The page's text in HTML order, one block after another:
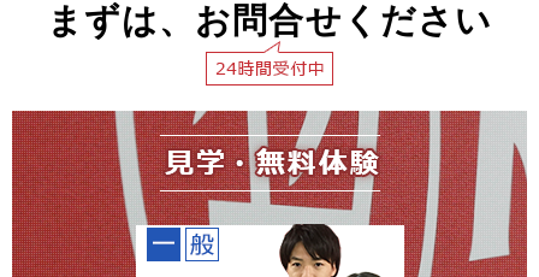
まずは、お問合せください
見学・無